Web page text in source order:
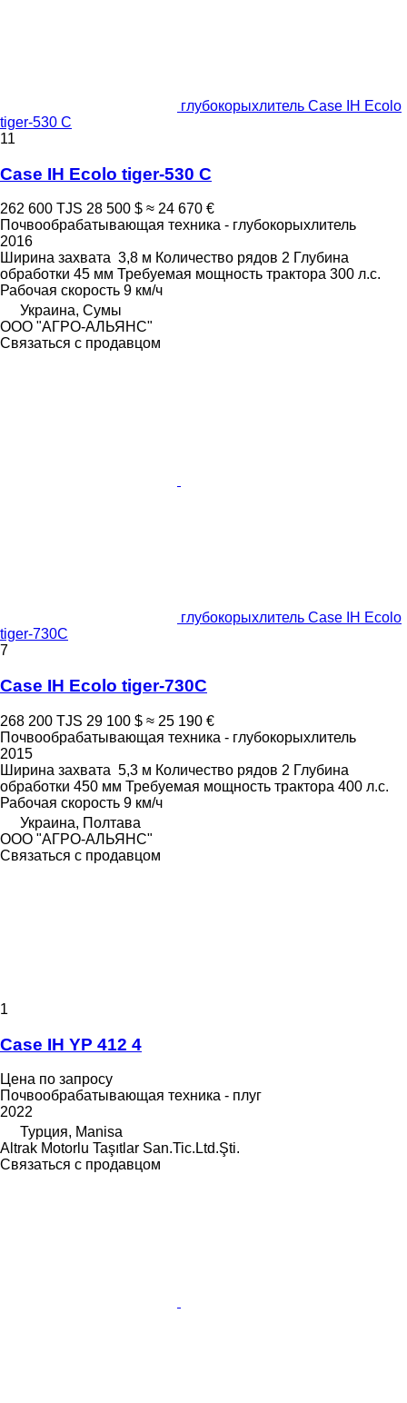
глубокорыхлитель Case IH Ecolo
tiger-530 C
11
Case IH Ecolo tiger-530 C
262 600 TJS 28 500 $ ≈ 24 670 €
Почвообрабатывающая техника - глубокорыхлитель
2016
Ширина захвата 3,8 м Количество рядов 2 Глубина
обработки 45 мм Требуемая мощность трактора 300 л.с.
Рабочая скорость 9 км/ч
Украина, Сумы
ООО "АГРО-АЛЬЯНС"
Связаться с продавцом
глубокорыхлитель Case IH Ecolo
tiger-730C
7
Case IH Ecolo tiger-730C
268 200 TJS 29 100 $ ≈ 25 190 €
Почвообрабатывающая техника - глубокорыхлитель
2015
Ширина захвата 5,3 м Количество рядов 2 Глубина
обработки 450 мм Требуемая мощность трактора 400 л.с.
Рабочая скорость 9 км/ч
Украина, Полтава
ООО "АГРО-АЛЬЯНС"
Связаться с продавцом
1
Case IH YP 412 4
Цена по запросу
Почвообрабатывающая техника - плуг
2022
Турция, Manisa
Altrak Motorlu Taşıtlar San.Tic.Ltd.Şti.
Связаться с продавцом